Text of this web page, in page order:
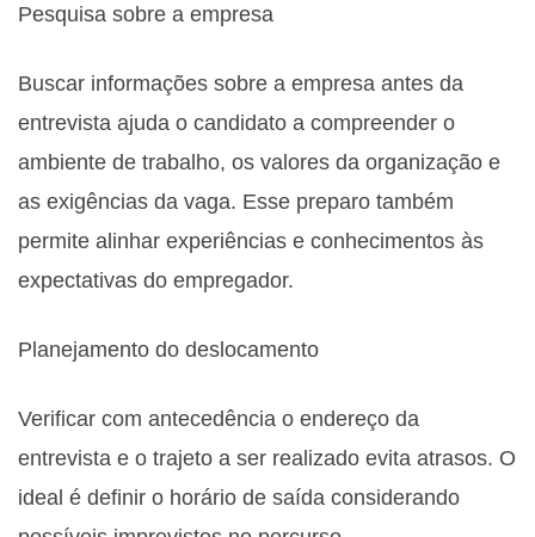
Pesquisa sobre a empresa
Buscar informações sobre a empresa antes da
entrevista ajuda o candidato a compreender o
ambiente de trabalho, os valores da organização e
as exigências da vaga. Esse preparo também
permite alinhar experiências e conhecimentos às
expectativas do empregador.
Planejamento do deslocamento
Verificar com antecedência o endereço da
entrevista e o trajeto a ser realizado evita atrasos. O
ideal é definir o horário de saída considerando